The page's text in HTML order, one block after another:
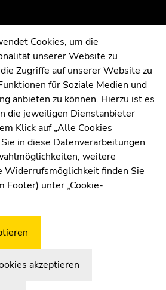
Cookies, um die
unserer Website zu
Zugriffe auf unserer Website zu
für Soziale Medien und
anbieten zu können. Hierzu ist es
die jeweiligen Dienstanbieter
Klick auf „Alle Cookies
in diese Datenverarbeitungen
weitere
Widerrufsmöglichkeit finden Sie
Footer) unter „Cookie-
akzeptieren